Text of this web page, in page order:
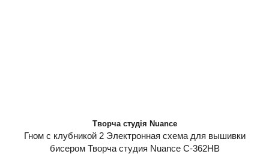
Творча студія Nuance
Гном с клубникой 2 Электронная схема для вышивки
бисером Творча студия Nuance С-362НВ